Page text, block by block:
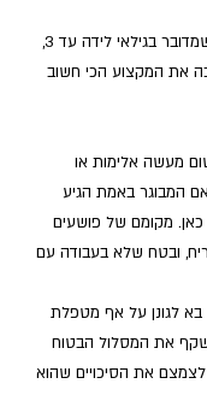
אלה, לצערי, לא קורים כשמדובר בגילאי לידה עד 3,
את המקצוע הכי חשוב
מעשה אלימות או
המבוגר באמת הגיע
מקומם של פושעים
ובטח שלא בעבודה עם
לגונן על אף מטפלת
את המסלול הבטוח
את הסיכויים שהוא